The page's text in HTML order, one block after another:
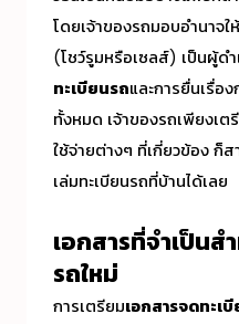
โดยเจ้าของรถมอบอำนาจ
(โชว์รูมหรือเซลส์) เป็นผู้ด
ทะเบียนรถและการยื่นเรื่อง
ทั้งหมด เจ้าของรถเพียงเต
ใช้จ่ายต่างๆ ที่เกี่ยวข้อง ก็
เล่มทะเบียนรถที่บ้านได้เลย
เอกสารที่จำเป็นส
รถใหม่
การเตรียมเอกสารจดทะเ